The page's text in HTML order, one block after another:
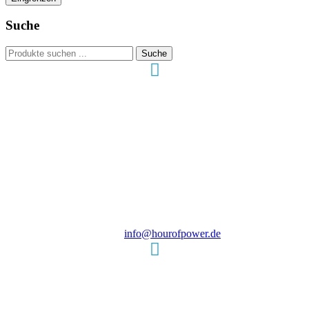
Suche
Suchen
nach:
Suche
info@hourofpower.de